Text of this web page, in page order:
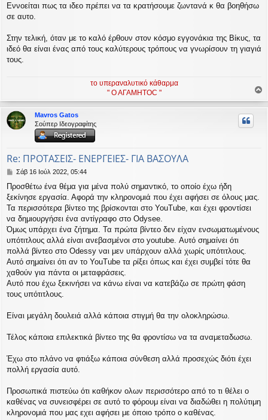
υ
η
Εννοείται πως τα ιδεο πρέπει να τα κρατήσουμε ζωντανά κ θα βοηθήσω
σε αυτο.
Στην τελική, όταν με το καλό έρθουν στον κόσμο εγγονάκια της Βίκυς, τα
ιδεό θα είναι ένας από τους καλύτερους τρόπους να γνωρίσουν τη γιαγιά
τους.
το υπεραναλυτικό κάθαρμα
" Ο ΑΓΑΜΗΤΟC "
ο
ρ
Mavros Gatos
Σούπερ Ιδεογραφίτης
Re: ΠΡΟΤΑΣΕΙΣ- ΕΝΕΡΓΕΙΕΣ- ΓΙΑ ΒΑΣΟΥΛΑ
Δ
μ
ο
σ
ί
υ
σ
η
Σάβ 16 Ιούλ 2022, 05:44
Προσθέτω ένα θέμα για μένα πολύ σημαντικό, το οποίο έχω ήδη
ξεκίνησε εργασία. Αφορά την κληρονομιά που έχει αφήσει σε όλους μας.
Τα περισσότερα βίντεο της βρίσκονται στο YouTube, και έχει φροντίσει
να δημιουργήσει ένα αντίγραφο στο Odysee.
Όμως υπάρχει ένα ζήτημα. Τα πρώτα βίντεο δεν είχαν ενσωματωμένους
υπότιτλους αλλά είναι ανεβασμένοι στο youtube. Αυτό σημαίνει ότι
πολλά βίντεο στο Odessy ναι μεν υπάρχουν αλλά χωρίς υπότιτλους.
Αυτό σημαίνει ότι αν το YouTube τα ρίξει όπως και έχει συμβεί τότε θα
χαθούν για πάντα οι μεταφράσεις.
Αυτό που έχω ξεκινήσει να κάνω είναι να κατεβάζω σε πρώτη φάση
τους υπότιτλους.
Είναι μεγάλη δουλειά αλλά κάποια στιγμή θα την ολοκληρώσω.
Τέλος κάποια επιλεκτικά βίντεο της θα φροντίσω να τα αναμεταδωσω.
Έχω στο πλάνο να φτιάξω κάποια σύνθεση αλλά προσεχώς διότι έχει
πολλή εργασία αυτό.
Προσωπικά πιστεύω ότι καθήκον ολων περισσότερο από το τι θέλει ο
καθένας να συνεισφέρει σε αυτό το φόρουμ είναι να διαδώθει η πολύτιμη
κληρονομιά που μας εχει αφήσει με όποιο τρόπο ο καθένας.